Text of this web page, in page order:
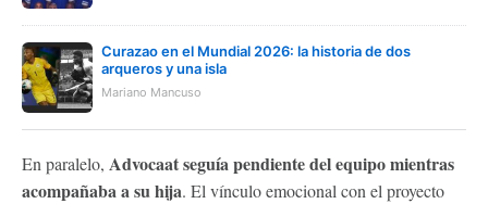
Curazao en el Mundial 2026: la historia de dos
arqueros y una isla
Mariano Mancuso
En paralelo, Advocaat seguía pendiente del equipo mientras
acompañaba a su hija. El vínculo emocional con el proyecto